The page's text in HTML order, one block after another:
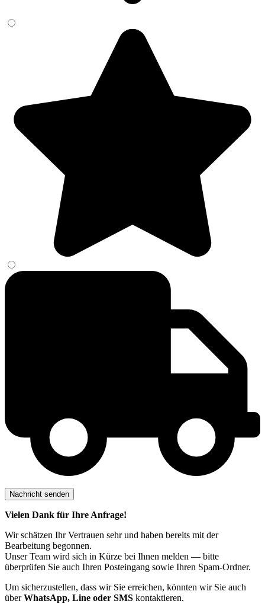
Vielen Dank für Ihre Anfrage!
Wir schätzen Ihr Vertrauen sehr und haben bereits mit der
Bearbeitung begonnen.
Unser Team wird sich in Kürze bei Ihnen melden — bitte
überprüfen Sie auch Ihren Posteingang sowie Ihren Spam-Ordner.
Um sicherzustellen, dass wir Sie erreichen, könnten wir Sie auch
überWhatsApp, Line oder SMS kontaktieren.